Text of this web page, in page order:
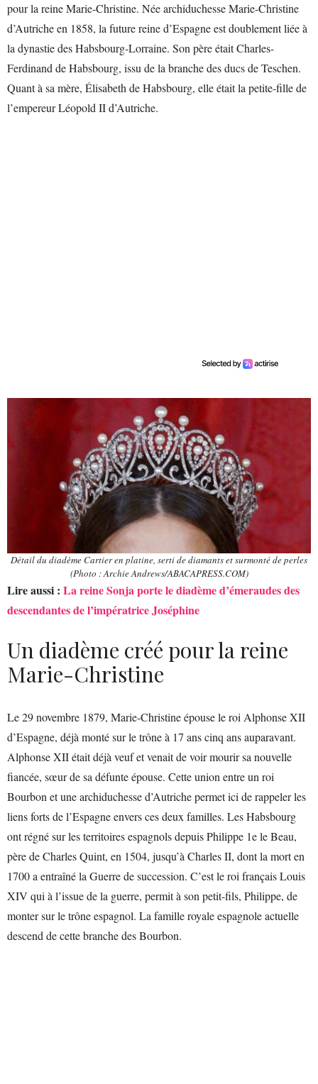
pour la reine Marie-Christine. Née archiduchesse Marie-Christine
d’Autriche en 1858, la future reine d’Espagne est doublement liée à
la dynastie des Habsbourg-Lorraine. Son père était Charles-
Ferdinand de Habsbourg, issu de la branche des ducs de Teschen.
Quant à sa mère, Élisabeth de Habsbourg, elle était la petite-fille de
l’empereur Léopold II d’Autriche.
Détail du diadème Cartier en platine, serti de diamants et surmonté de perles
(Photo : Archie Andrews/ABACAPRESS.COM)
Lire aussi : La reine Sonja porte le diadème d’émeraudes des
descendantes de l’impératrice Joséphine
Un diadème créé pour la reine
Marie-Christine
Le 29 novembre 1879, Marie-Christine épouse le roi Alphonse XII
d’Espagne, déjà monté sur le trône à 17 ans cinq ans auparavant.
Alphonse XII était déjà veuf et venait de voir mourir sa nouvelle
fiancée, sœur de sa défunte épouse. Cette union entre un roi
Bourbon et une archiduchesse d’Autriche permet ici de rappeler les
liens forts de l’Espagne envers ces deux familles. Les Habsbourg
ont régné sur les territoires espagnols depuis Philippe 1e le Beau,
père de Charles Quint, en 1504, jusqu’à Charles II, dont la mort en
1700 a entraîné la Guerre de succession. C’est le roi français Louis
XIV qui à l’issue de la guerre, permit à son petit-fils, Philippe, de
monter sur le trône espagnol. La famille royale espagnole actuelle
descend de cette branche des Bourbon.